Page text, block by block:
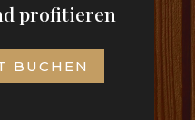
profitieren
BUCHEN